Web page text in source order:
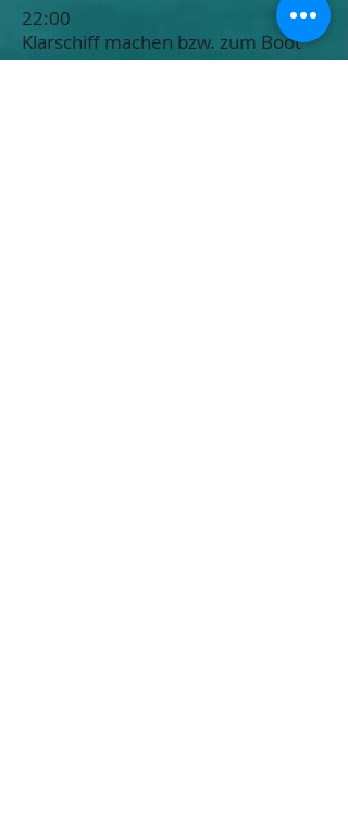
22:00
Klarschiff machen bzw. zum Boot
zurückkehren. Gelegentlich noch